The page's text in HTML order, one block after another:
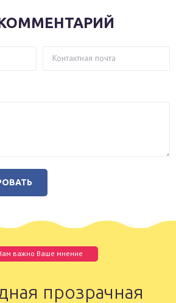
важно Ваше мнение
прозрачная